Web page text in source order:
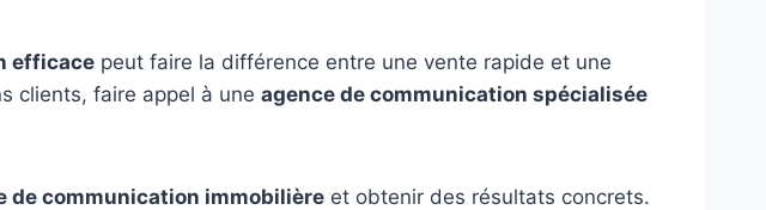
efficace peut faire la différence entre une vente rapide et une
clients, faire appel à une agence de communication spécialisée
de communication immobilière et obtenir des résultats concrets.